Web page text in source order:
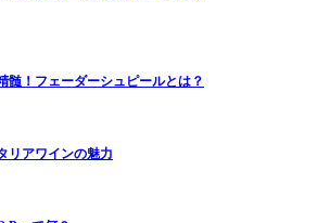
髄！フェーダーシュピールとは？
リアワインの魅力